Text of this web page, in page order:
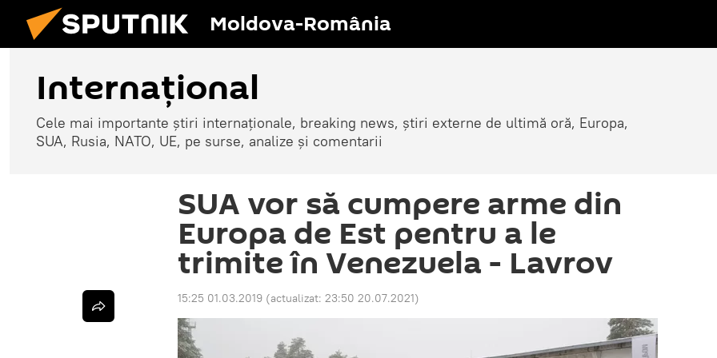
Moldova-România
Internaţional
Cele mai importante știri internaționale, breaking news, știri externe de ultimă oră, Europa,
SUA, Rusia, NATO, UE, pe surse, analize și comentarii
SUA vor să cumpere arme din
Europa de Est pentru a le
trimite în Venezuela - Lavrov
15:25 01.03.2019 (actualizat: 23:50 20.07.2021)